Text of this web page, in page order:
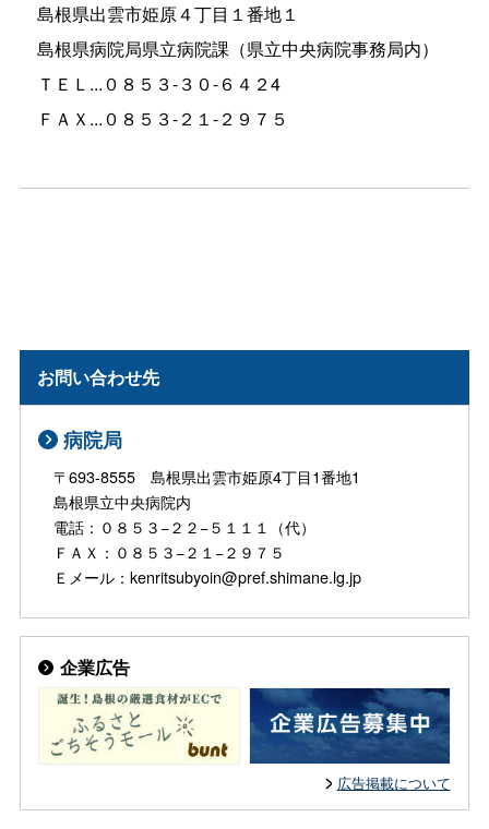
島根県出雲市姫原４丁目１番地１
島根県病院局県立病院課（県立中央病院事務局内）
ＴＥＬ...０８５３-３０-６４２4
ＦＡＸ...０８５３-２１-２９７５
お問い合わせ先
病院局
〒693-8555 島根県出雲市姫原4丁目1番地1
島根県立中央病院内
電話：０８５３−２２−５１１１（代）
ＦＡＸ：０８５３−２１−２９７５
Ｅメール：kenritsubyoin@pref.shimane.lg.jp
企業広告
広告掲載について